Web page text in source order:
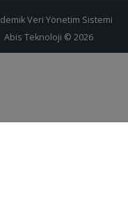
Veri Yönetim Sistemi
Abis Teknoloji © 2026